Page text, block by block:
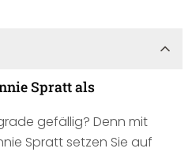
Spratt als
gefällig? Denn mit
Spratt setzen Sie auf